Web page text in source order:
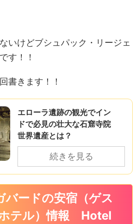
いけどブシュパック・リージェ
す！！
書きます！！
エローラ遺跡の観光でイン
ドで必見の壮大な石窟寺院
世界遺産とは？
続きを見る
バードの安宿（ゲス
テル）情報 Hotel